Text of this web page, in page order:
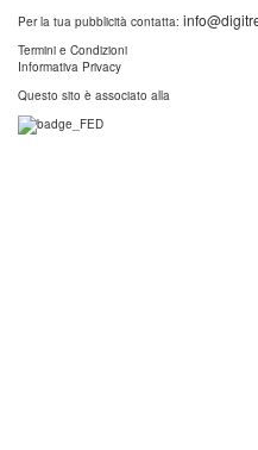
Per la tua pubblicità contatta:
Termini e Condizioni
Informativa Privacy
Questo sito è associato alla